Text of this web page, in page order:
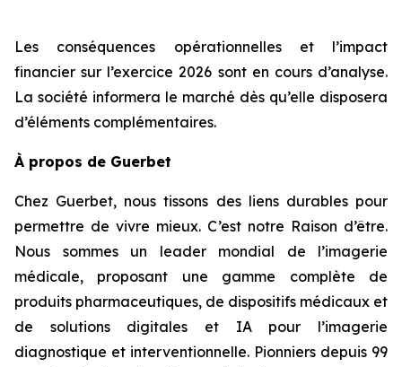
Les conséquences opérationnelles et l’impact
financier sur l’exercice 2026 sont en cours d’analyse.
La société informera le marché dès qu’elle disposera
d’éléments complémentaires.
À propos de Guerbet
Chez Guerbet, nous tissons des liens durables pour
permettre de vivre mieux. C’est notre Raison d’être.
Nous sommes un leader mondial de l’imagerie
médicale, proposant une gamme complète de
produits pharmaceutiques, de dispositifs médicaux et
de solutions digitales et IA pour l’imagerie
diagnostique et interventionnelle. Pionniers depuis 99